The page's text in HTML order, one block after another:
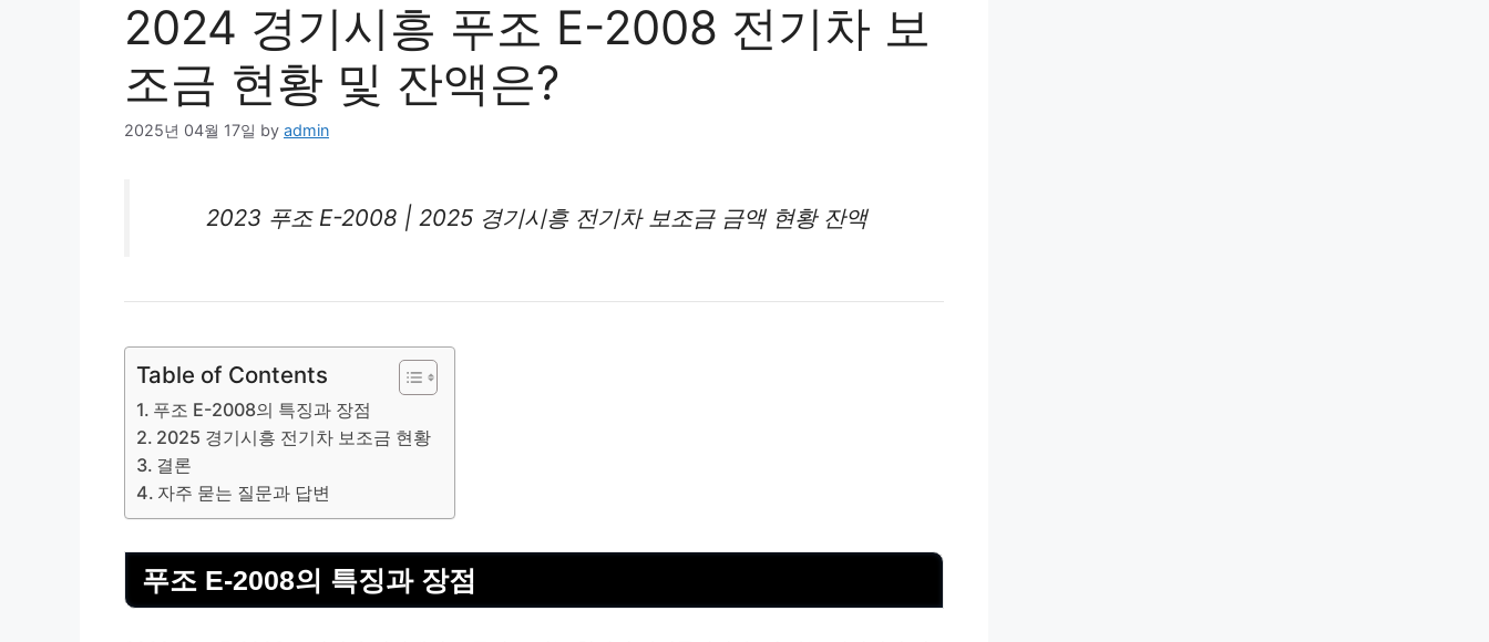
2024 경기시흥 푸조 E-2008 전기차 보
조금 현황 및 잔액은?
2025년 04월 17일 by admin
2023 푸조 E-2008 | 2025 경기시흥 전기차보조금 금액 현황 잔액
Table of Contents
푸조 E-2008의 특징과 장점
2025 경기시흥 전기차 보조금 현황
결론
자주 묻는 질문과 답변
푸조 E-2008의 특징과 장점